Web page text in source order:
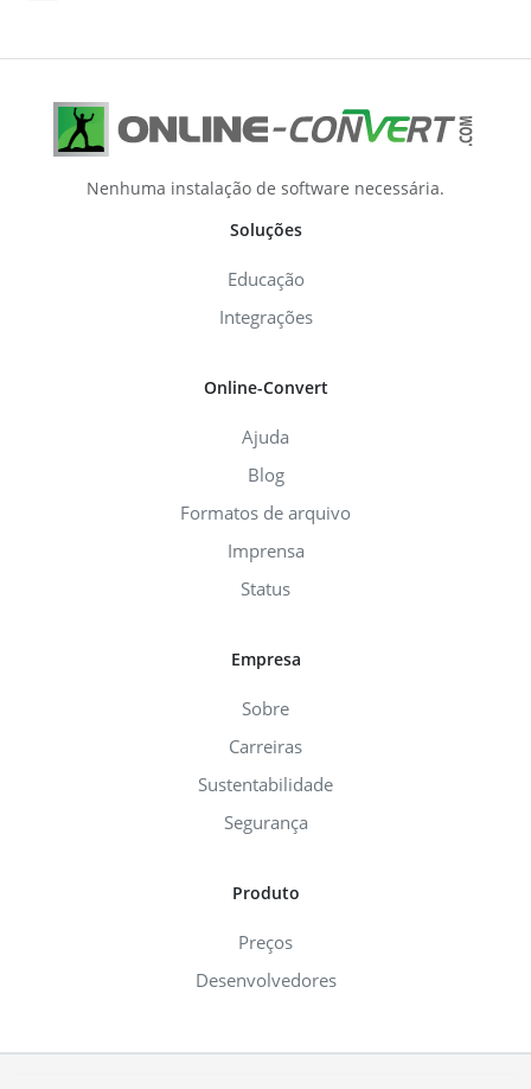
Nenhuma instalação de software necessária.
Soluções
Educação
Integrações
Online-Convert
Ajuda
Blog
Formatos de arquivo
Imprensa
Status
Empresa
Sobre
Carreiras
Sustentabilidade
Segurança
Produto
Preços
Desenvolvedores